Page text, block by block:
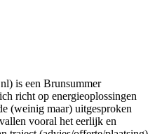
is een Brunsummer
richt op energieoplossingen
(weinig maar) uitgesproken
vooral het eerlijk en